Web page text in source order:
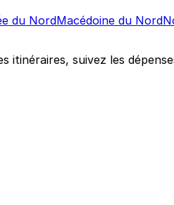
du NordMacédoine du Nord
suivez les